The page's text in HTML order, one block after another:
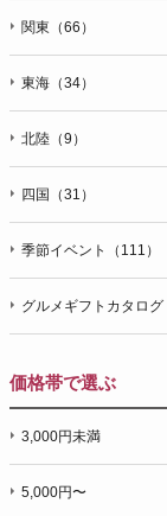
関東（66）
東海（34）
北陸（9）
四国（31）
季節イベント（111）
グルメギフトカタログ
価格帯で選ぶ
3,000円未満
5,000円〜